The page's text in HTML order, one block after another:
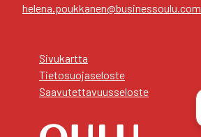
helena.poukkanen@businessoulu.com
Sivu­kart­ta
Tie­to­suo­ja­se­los­te
Saa­vu­tet­ta­vuus­se­los­te